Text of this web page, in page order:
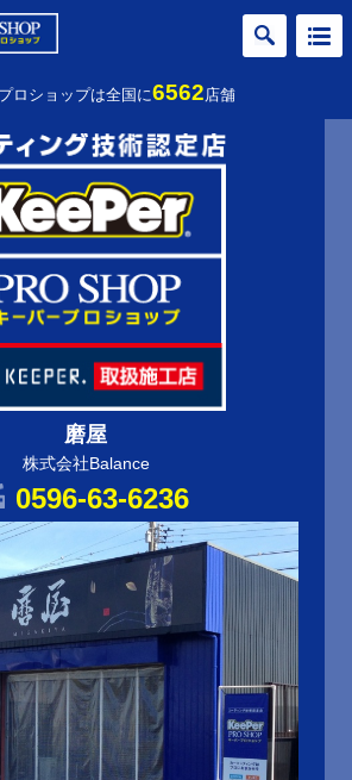
ロショップは全国に6562店舗
磨屋
株式会社Balance
0596-63-6236